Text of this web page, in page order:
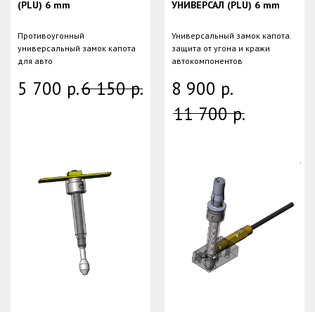
(PLU) 6 mm
Противоугонный
универсальный замок капота
для авто
5 700 р.6 150 р.
УНИВЕРСАЛ (PLU) 6 mm
Универсальный замок капота.
защита от угона и кражи
автокомпонентов
8 900 р.
11 700 р.